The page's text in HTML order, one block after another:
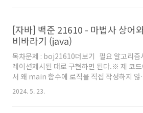
[자바] 백준 21610 - 마법사 상어
비바라기 (java)
목차문제 : boj21610더보기 필요 알고리즘
레이션제시된 대로 구현하면 된다.※ 제 코드
서 왜 main 함수에 로직을 직접 작성하지 않
지, 왜 Scanner를 쓰지 않고
를 사용했는지 등에 대해서는 '자바로 백준 풀
2024. 5. 23.